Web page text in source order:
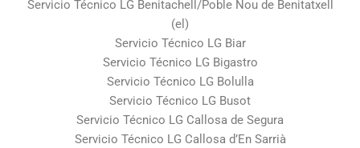
Servicio Técnico LG Benitachell/Poble Nou de Benitatxell
(el)
Servicio Técnico LG Biar
Servicio Técnico LG Bigastro
Servicio Técnico LG Bolulla
Servicio Técnico LG Busot
Servicio Técnico LG Callosa de Segura
Servicio Técnico LG Callosa d’En Sarrià